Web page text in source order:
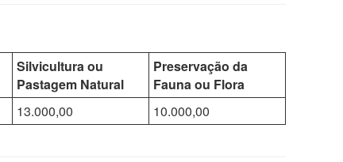
Silvicultura ou
Pastagem Natural
Preservação da
Fauna ou Flora
13.000,00 10.000,00